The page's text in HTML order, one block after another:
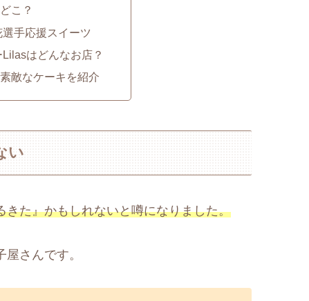
こ？
手応援スイーツ
はどんなお店？
敵なケーキを紹介
い
た』かもしれないと噂になりました。
さんです。